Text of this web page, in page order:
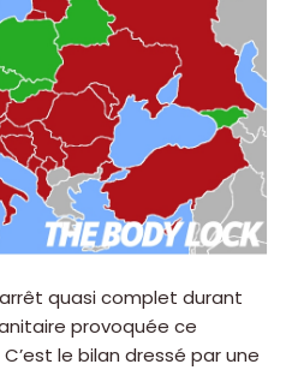
quasi complet durant
provoquée ce
le bilan dressé par une